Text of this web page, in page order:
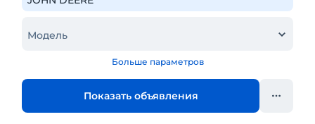
Модель
Больше параметров
Показать объявления